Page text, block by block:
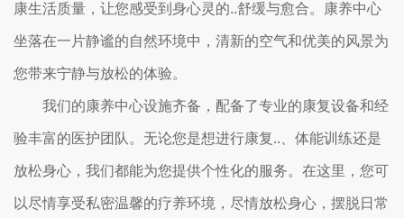
康生活质量，让您感受到身心灵的..舒缓与愈合。康养中心
坐落在一片静谧的自然环境中，清新的空气和优美的风景为
您带来宁静与放松的体验。
我们的康养中心设施齐备，配备了专业的康复设备和经
验丰富的医护团队。无论您是想进行康复..、体能训练还是
放松身心，我们都能为您提供个性化的服务。在这里，您可
以尽情享受私密温馨的疗养环境，尽情放松身心，摆脱日常